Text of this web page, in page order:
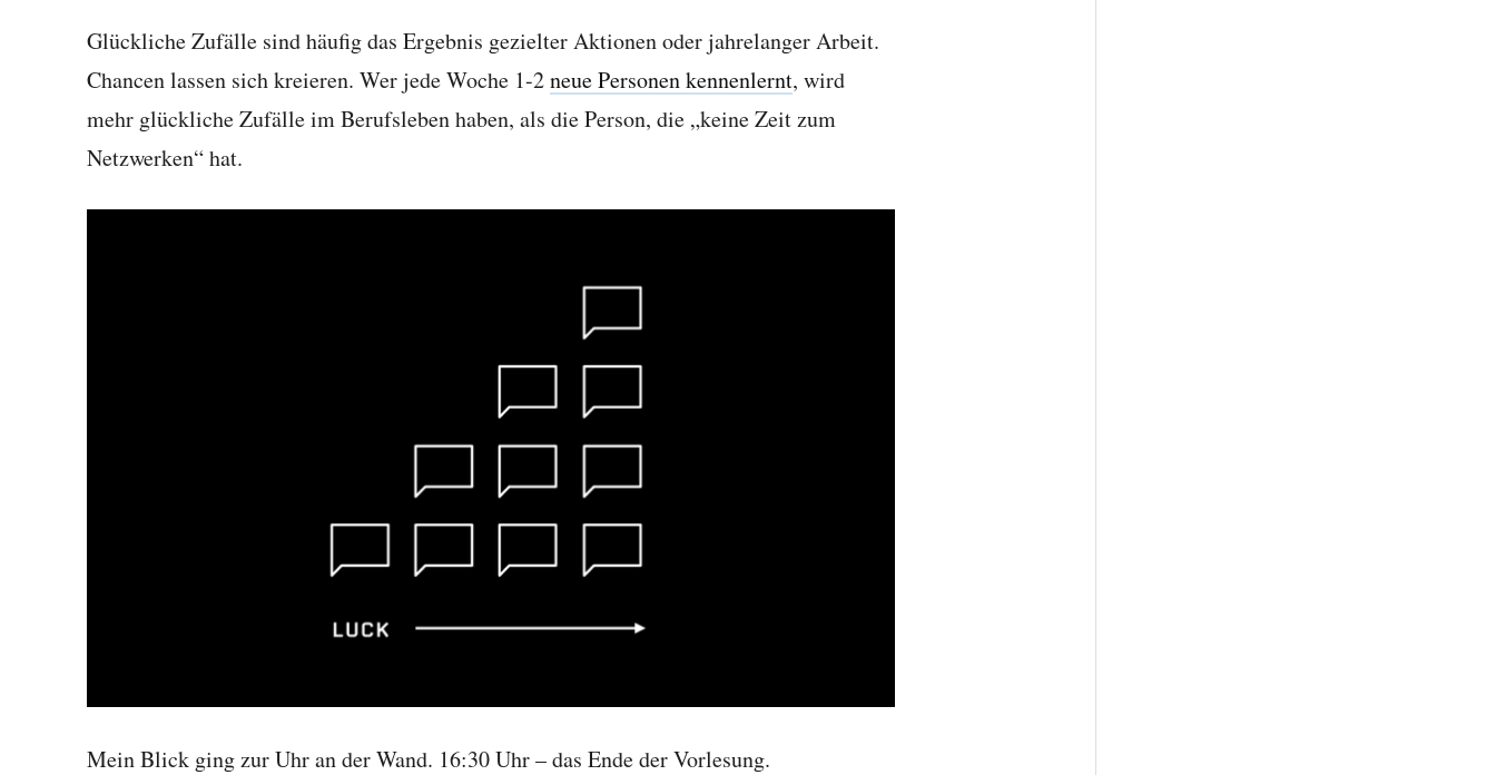
Glückliche Zufälle sind häufig das Ergebnis gezielter Aktionen oder jahrelanger Arbeit.
Chancen lassen sich kreieren. Wer jede Woche 1-2neue Personen kennenlernt, wird
mehr glückliche Zufälle im Berufsleben haben, als die Person, die „keine Zeit zum
Netzwerken“ hat.
Mein Blick ging zur Uhr an der Wand. 16:30 Uhr – das Ende der Vorlesung.